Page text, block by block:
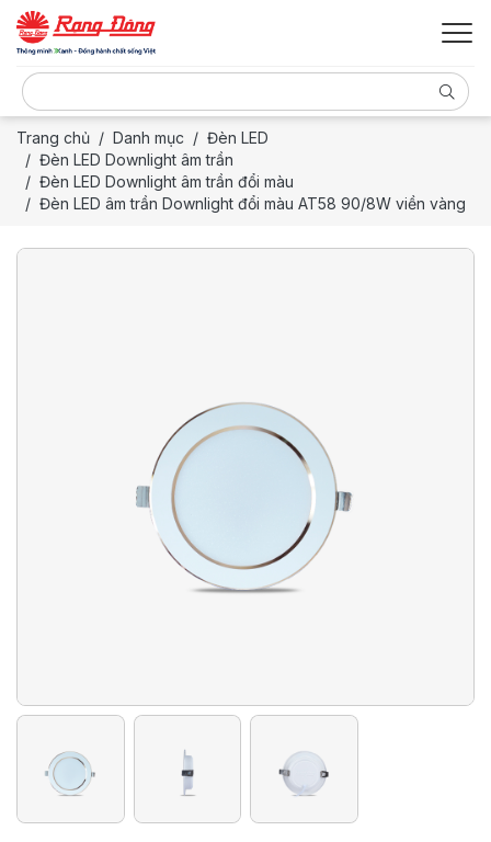
Trang chủ Danh mục
Đèn LED
Đèn LED Downlight âm trần
Đèn LED Downlight âm trần đổi màu
Đèn LED âm trần Downlight đổi màu AT58 90/8W viền vàng